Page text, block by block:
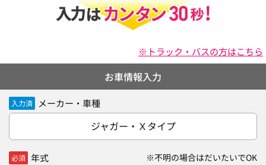
※トラック・バスの方はこちら
お車情報入力
入力済 メーカー・車種
ジャガー・Ｘタイプ
必須 年式 ※不明の場合はだいたいでOK